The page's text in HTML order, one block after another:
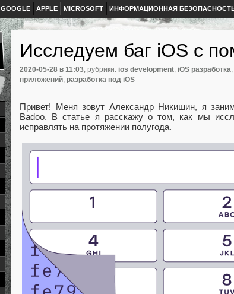
GOOGLE APPLE MICROSOFT ИНФОРМАЦИОННАЯ
Исследуем баг iOS с
2020-05-28 в 11:03, рубрики: ios development, iOS разработка,
приложений, разработка под iOS
Привет! Меня зовут Александр Никишин, я
Badoo. В статье я расскажу о том, как мы
исправлять на протяжении полугода.